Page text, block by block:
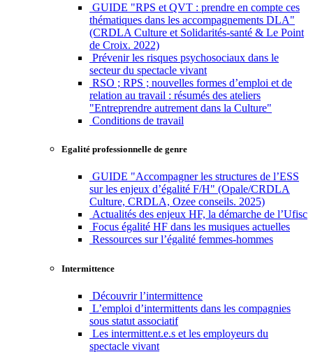
GUIDE "RPS et QVT : prendre en compte ces
thématiques dans les accompagnements DLA"
(CRDLA Culture et Solidarités-santé & Le Point
de Croix. 2022)
Prévenir les risques psychosociaux dans le
secteur du spectacle vivant
RSO ; RPS ; nouvelles formes d’emploi et de
relation au travail : résumés des ateliers
"Entreprendre autrement dans la Culture"
Conditions de travail
Egalité professionnelle de genre
GUIDE "Accompagner les structures de l’ESS
sur les enjeux d’égalité F/H" (Opale/CRDLA
Culture, CRDLA, Ozee conseils. 2025)
Actualités des enjeux HF, la démarche de l’Ufisc
Focus égalité HF dans les musiques actuelles
Ressources sur l’égalité femmes-hommes
Intermittence
Découvrir l’intermittence
L’emploi d’intermittents dans les compagnies
sous statut associatif
Les intermittent.e.s et les employeurs du
spectacle vivant